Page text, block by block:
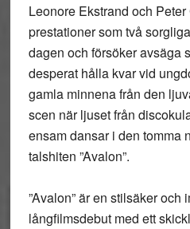
Leonore Ekstrand och
prestationer som två
dagen och försöker avsäga
desperat hålla kvar vid
gamla minnena från den
scen när ljuset från
ensam dansar i den tomma
talshiten ”Avalon”.
”Avalon” är en stilsäker och
långfilmsdebut med ett